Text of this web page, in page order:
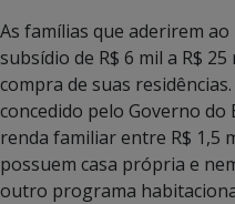
As famílias que aderirem
subsídio de R$ 6 mil a R$
compra de suas
concedido pelo Governo do
renda familiar entre R$ 1,5
possuem casa própria e
outro programa